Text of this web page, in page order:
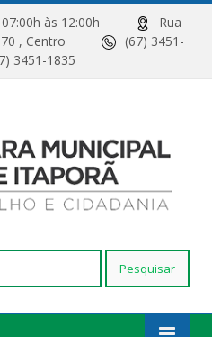
07:00h às 12:00h
Rua
570 , Centro
(67) 3451-
3451-1835